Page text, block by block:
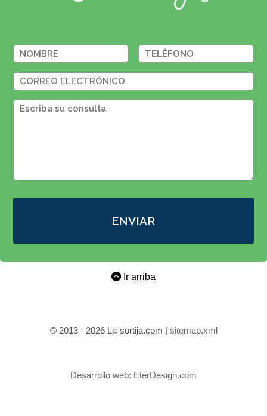
ENVIAR
Ir arriba
© 2013 - 2026 La-sortija.com | sitemap.xml
Desarrollo web: EterDesign.com